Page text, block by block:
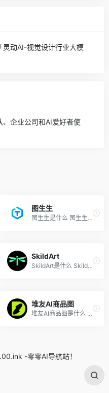
灵动AI-视觉设计行业大模
、企业公司和AI爱好者使
图生生
图生生是什么 图生生是专为电...
SkildArt
SkildArt是什么 SkildArt 是...
堆友AI商品图
堆友AI商品图是什么 堆友AI商...
-零零AI导航站！